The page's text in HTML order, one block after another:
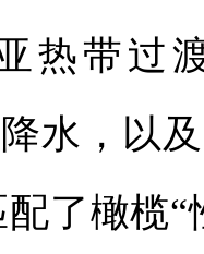
热带过
水，以
配了橄榄